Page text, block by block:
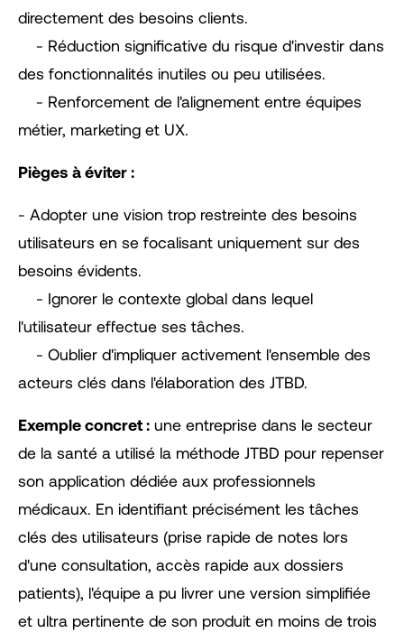
directement des besoins clients.
- Réduction significative du risque d'investir dans
des fonctionnalités inutiles ou peu utilisées.
- Renforcement de l'alignement entre équipes
métier, marketing et UX.
Pièges à éviter :
- Adopter une vision trop restreinte des besoins
utilisateurs en se focalisant uniquement sur des
besoins évidents.
- Ignorer le contexte global dans lequel
l'utilisateur effectue ses tâches.
- Oublier d'impliquer activement l'ensemble des
acteurs clés dans l'élaboration des JTBD.
Exemple concret : une entreprise dans le secteur
de la santé a utilisé la méthode JTBD pour repenser
son application dédiée aux professionnels
médicaux. En identifiant précisément les tâches
clés des utilisateurs (prise rapide de notes lors
d'une consultation, accès rapide aux dossiers
patients), l'équipe a pu livrer une version simplifiée
et ultra pertinente de son produit en moins de trois